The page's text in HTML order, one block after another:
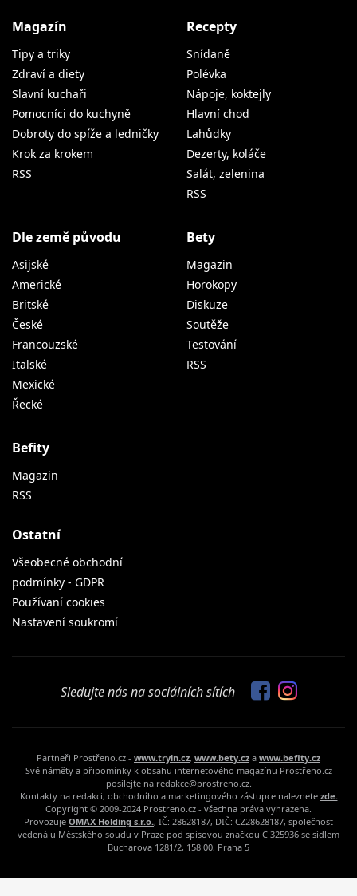
Magazín
Tipy a triky
Zdraví a diety
Slavní kuchaři
Pomocníci do kuchyně
Dobroty do spíže a ledničky
Krok za krokem
RSS
Recepty
Snídaně
Polévka
Nápoje, koktejly
Hlavní chod
Lahůdky
Dezerty, koláče
Salát, zelenina
RSS
Dle země původu
Asijské
Americké
Britské
České
Francouzské
Italské
Mexické
Řecké
Bety
Magazin
Horokopy
Diskuze
Soutěže
Testování
RSS
Befity
Magazin
RSS
Ostatní
Všeobecné obchodní
podmínky - GDPR
Používaní cookies
Nastavení soukromí
Sledujte nás na sociálních sítích
Partneři Prostřeno.cz - www.tryin.cz, www.bety.cz a www.befity.cz
Své náměty a připomínky k obsahu internetového magazínu Prostřeno.cz
posílejte na redakce@prostreno.cz.
Kontakty na redakci, obchodního a marketingového zástupce naleznete zde.
Copyright © 2009-2024 Prostreno.cz - všechna práva vyhrazena.
Provozuje OMAX Holding s.r.o., IČ: 28628187, DIČ: CZ28628187, společnost
vedená u Městského soudu v Praze pod spisovou značkou C 325936 se sídlem
Bucharova 1281/2, 158 00, Praha 5